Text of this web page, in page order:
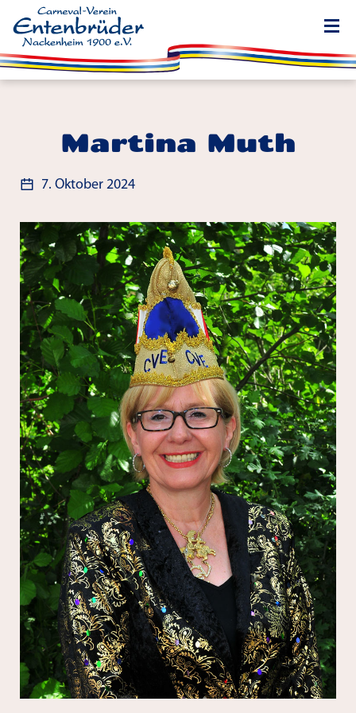
Martina Muth
7. Oktober 2024